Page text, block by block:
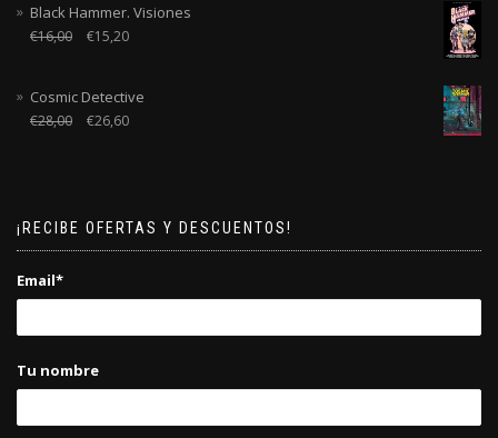
Black Hammer. Visiones
€16,00 €15,20
Cosmic Detective
€28,00 €26,60
¡RECIBE OFERTAS Y DESCUENTOS!
Email*
Tu nombre